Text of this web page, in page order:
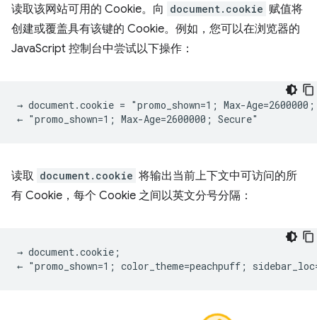
读取该网站可用的 Cookie。向 document.cookie 赋值将
创建或覆盖具有该键的 Cookie。例如，您可以在浏览器的
JavaScript 控制台中尝试以下操作：
→ document.cookie = "promo_shown=1; Max-
读取 document.cookie 将输出当前上下文中可访问的所
有 Cookie，每个 Cookie 之间以英文分号分隔：
→ document.cookie;